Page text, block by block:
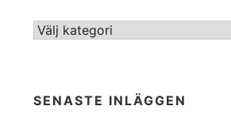
Kategorier
SENASTE INLÄGGEN